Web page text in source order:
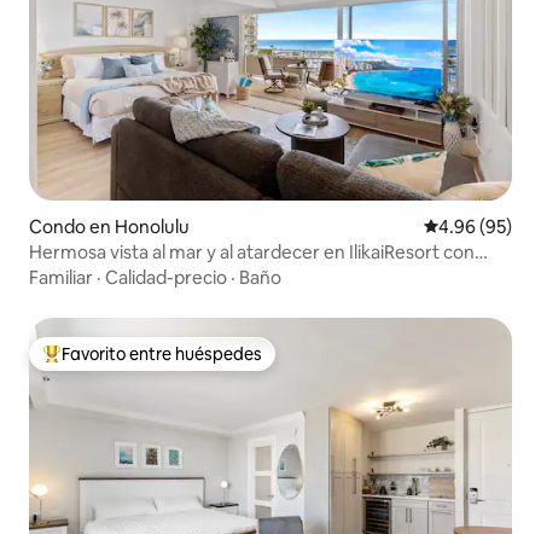
Condo en Honolulu Calificación
4.96 (95)
Hermosa vista al mar y al atardecer en IlikaiResort con
estacionamiento
Familiar · Calidad-precio · Baño
Favorito entre huéspedes preferido
Favorito entre huéspedes